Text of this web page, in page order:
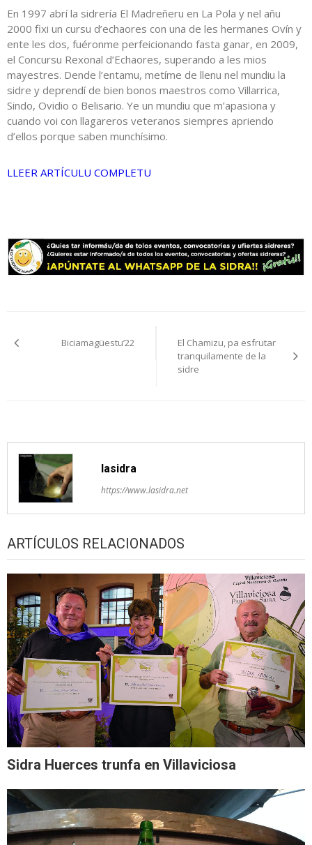
En 1997 abrí la sidrería El Madreñeru en La Pola y nel añu
2000 fixi un cursu d’echaores con una de les hermanes Ovín y
ente les dos, fuéronme perfeicionando fasta ganar, en 2009,
el Concursu Rexonal d’Echaores, superando a les mios
mayestres. Dende l’entamu, metíme de llenu nel mundiu la
sidre y deprendí de bien bonos maestros como Villarrica,
Sindo, Ovidio o Belisario. Ye un mundiu que m’apasiona y
cuando voi con llagareros veteranos siempres apriendo
d’ellos porque saben munchísimo.
LLEER ARTÍCULU COMPLETU
pelosBiciamagüestu’22
El Chamizu, pa esfrutar
tranquilamente de la
sidre
lasidra
https://www.lasidra.net
ARTÍCULOS RELACIONADOS
Sidra Huerces trunfa en Villaviciosa